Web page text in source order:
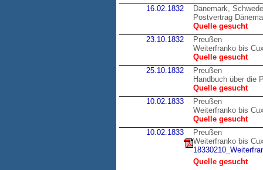
16.02.1832
Dänemark,
Postvertrag
Quelle gesucht
23.10.1832
Preußen
Weiterfranko bis
Quelle gesucht
25.10.1832
Preußen
Handbuch über die
Quelle gesucht
10.02.1833
Preußen
Weiterfranko bis
Quelle gesucht
10.02.1833
Preußen
Weiterfranko bis
Quelle gesucht